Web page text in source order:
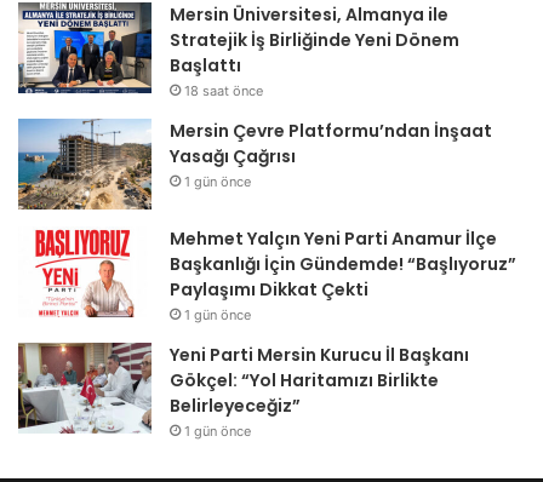
Mersin Üniversitesi, Almanya ile
Stratejik İş Birliğinde Yeni Dönem
Başlattı
18 saat önce
Mersin Çevre Platformu’ndan İnşaat
Yasağı Çağrısı
1 gün önce
Mehmet Yalçın Yeni Parti Anamur İlçe
Başkanlığı İçin Gündemde! “Başlıyoruz”
Paylaşımı Dikkat Çekti
1 gün önce
Yeni Parti Mersin Kurucu İl Başkanı
Gökçel: “Yol Haritamızı Birlikte
Belirleyeceğiz”
1 gün önce